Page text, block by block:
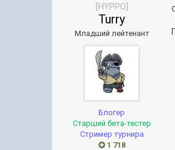
[HYPPO]
Turry
Младший лейтенант
Блогер
Старший бета-тестер
Стример турнира
1 718